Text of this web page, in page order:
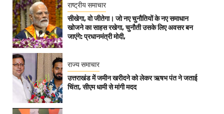
राष्ट्रीय समाचार
सीखेगा, वो जीतेगा। जो नए चुनौतियों के नए समाधान
खोजने का साहस रखेगा, चुनौती उसके लिए अवसर बन
जाएंगे: प्रधानमंत्री मोदी,
राज्य समाचार
उत्तराखंड में जमीन खरीदने को लेकर ऋषभ पंत ने जताई
चिंता, सीएम धामी से मांगी मदद